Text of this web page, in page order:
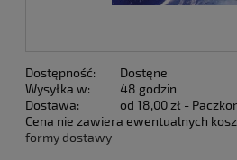
Dostępność:
Dostęne
Wysyłka w:
48 godzin
Dostawa:
od 18,00 zł -
Cena nie zawiera ewentualnych
formy dostawy